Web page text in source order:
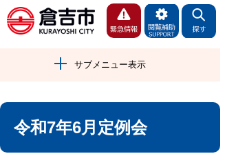
サブメニュー表示
令和7年6月定例会